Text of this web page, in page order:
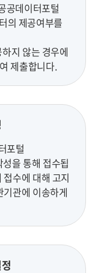
공데이터포털
의 제공여부를
지 않는 경우에
제출합니다.
포털
을 통해 접수됩
수에 대해 고지
관에 이송하게